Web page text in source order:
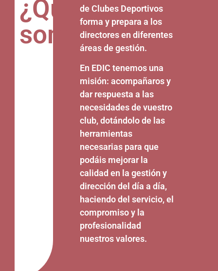
¿Quiénes
somos?
de Clubes Deportivos
forma y prepara a los
directores en diferentes
áreas de gestión.
En EDIC tenemos una
misión: acompañaros y
dar respuesta a las
necesidades de vuestro
club, dotándolo de las
herramientas
necesarias para que
podáis mejorar la
calidad en la gestión y
dirección del día a día,
haciendo del servicio, el
compromiso y la
profesionalidad
nuestros valores.